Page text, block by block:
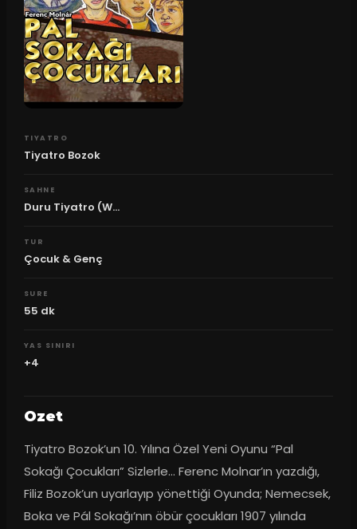
TIYATRO
Tiyatro Bozok
SAHNE
Duru Tiyatro (W...
TUR
Çocuk & Genç
SURE
55 dk
YAS SINIRI
+4
Ozet
Tiyatro Bozok’un 10. Yılına Özel Yeni Oyunu “Pal
Sokağı Çocukları” Sizlerle… Ferenc Molnar’ın yazdığı,
Filiz Bozok’un uyarlayıp yönettiği Oyunda; Nemecsek,
Boka ve Pál Sokağı’nın öbür çocukları 1907 yılında